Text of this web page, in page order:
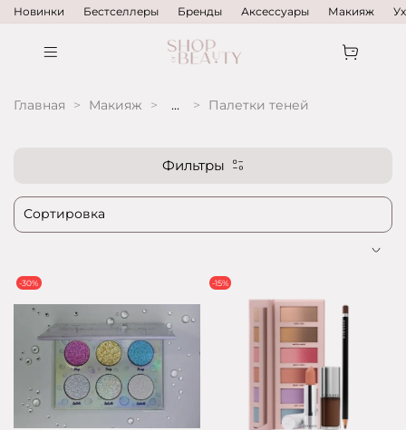
Новинки Бестселлеры Бренды Аксессуары Макияж
Главная Макияж ... Палетки теней
Фильтры
-30% -15%